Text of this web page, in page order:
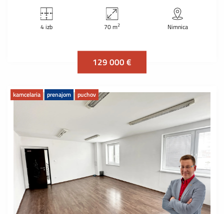
4 izb 70 m2 Nimnica
129 000 €
kamcelaria prenajom puchov